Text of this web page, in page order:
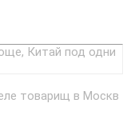
Китай под одни
товарищ в Москв